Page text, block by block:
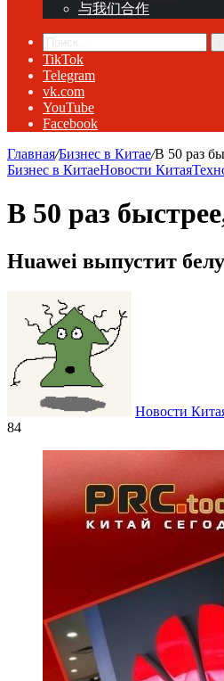
与我们合作
TikTok
Telegram
vk.com
YouTube
Facebook
Главная/Бизнес в Китае/В 50 раз
Бизнес в КитаеНовости Китая
В 50 раз
Huawei выпустит
Новости
84